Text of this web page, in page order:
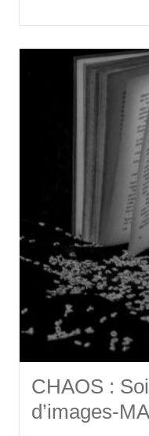
CHAOS :
d’images-